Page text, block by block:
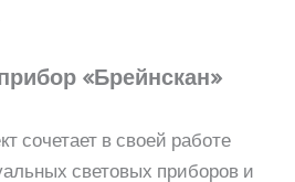
«Брейнскан»
сочетает в своей работе
световых приборов и